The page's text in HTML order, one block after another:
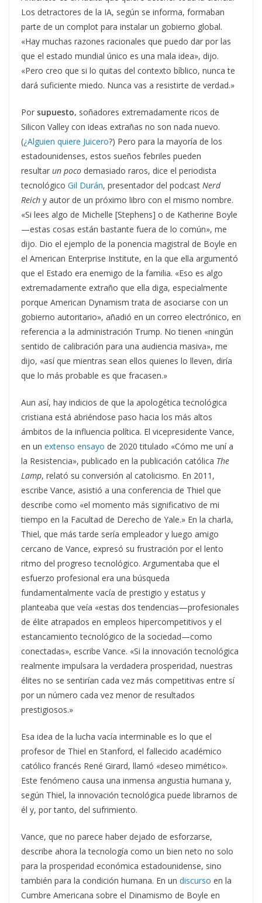
Los detractores de la IA, según se informa, formaban
parte de un complot para instalar un gobierno global.
«Hay muchas razones racionales que puedo dar por las
que el estado mundial único es una mala idea», dijo.
«Pero creo que si lo quitas del contexto bíblico, nunca te
dará suficiente miedo. Nunca vas a resistirte de verdad.»
Por supuesto, soñadores extremadamente ricos de
Silicon Valley con ideas extrañas no son nada nuevo.
(¿Alguien quiere Juicero?) Pero para la mayoría de los
estadounidenses, estos sueños febriles pueden
resultar un poco demasiado raros, dice el periodista
tecnológico Gil Durán, presentador del podcast Nerd
Reich y autor de un próximo libro con el mismo nombre.
«Si lees algo de Michelle [Stephens] o de Katherine Boyle
—estas cosas están bastante fuera de lo común», me
dijo. Dio el ejemplo de la ponencia magistral de Boyle en
el American Enterprise Institute, en la que ella argumentó
que el Estado era enemigo de la familia. «Eso es algo
extremadamente extraño que ella diga, especialmente
porque American Dynamism trata de asociarse con un
gobierno autoritario», añadió en un correo electrónico, en
referencia a la administración Trump. No tienen «ningún
sentido de calibración para una audiencia masiva», me
dijo, «así que mientras sean ellos quienes lo lleven, diría
que lo más probable es que fracasen.»
Aun así, hay indicios de que la apologética tecnológica
cristiana está abriéndose paso hacia los más altos
ámbitos de la influencia política. El vicepresidente Vance,
en un extenso ensayo de 2020 titulado «Cómo me uní a
la Resistencia», publicado en la publicación católica The
Lamp, relató su conversión al catolicismo. En 2011,
escribe Vance, asistió a una conferencia de Thiel que
describe como «el momento más significativo de mi
tiempo en la Facultad de Derecho de Yale.» En la charla,
Thiel, que más tarde sería empleador y luego amigo
cercano de Vance, expresó su frustración por el lento
ritmo del progreso tecnológico. Argumentaba que el
esfuerzo profesional era una búsqueda
fundamentalmente vacía de prestigio y estatus y
planteaba que veía «estas dos tendencias—profesionales
de élite atrapados en empleos hipercompetitivos y el
estancamiento tecnológico de la sociedad—como
conectadas», escribe Vance. «Si la innovación tecnológica
realmente impulsara la verdadera prosperidad, nuestras
élites no se sentirían cada vez más competitivas entre sí
por un número cada vez menor de resultados
prestigiosos.»
Esa idea de la lucha vacía interminable es lo que el
profesor de Thiel en Stanford, el fallecido académico
católico francés René Girard, llamó «deseo mimético».
Este fenómeno causa una inmensa angustia humana y,
según Thiel, la innovación tecnológica puede librarnos de
él y, por tanto, del sufrimiento.
Vance, que no parece haber dejado de esforzarse,
describe ahora la tecnología como un bien neto no solo
para la prosperidad económica estadounidense, sino
también para la condición humana. En un discurso en la
Cumbre Americana sobre el Dinamismo de Boyle en